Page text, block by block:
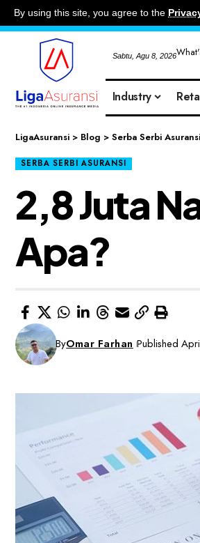
By using this site, you agree to the
Sabtu, Agu 8, 2026
Industry
LigaAsuransi > Blog > Serba Serbi Asuransi
SERBA SERBI ASURANSI
2,8 Juta
Apa?
ByOmar Farhan Published